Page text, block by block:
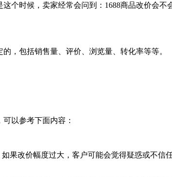
时候，卖家经常会问到：1688商品改价会不
，包括销售量、评价、浏览量、转化率等等。
以参考下面内容：
改价幅度过大，客户可能会觉得疑惑或不信